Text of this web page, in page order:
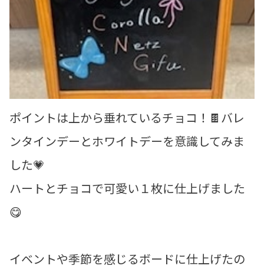
ポイントは上から垂れているチョコ！🍫バレ
ンタインデーとホワイトデーを意識してみま
した💗
ハートとチョコで可愛い１枚に仕上げました
😋
イベントや季節を感じるボードに仕上げたの